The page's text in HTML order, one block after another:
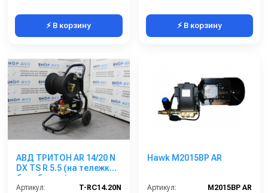
⚡ В корзину ⚡ В корзину
АВД ТРИТОН AR 14/20 N
DX TS R 5.5 (на тележке с
барабаном)
Артикул:
T-RC14.20N
Hawk M2015BP AR
Артикул:
M2015BP AR